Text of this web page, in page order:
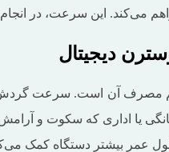
یا اداری که سکوت و
عمر بیشتر دستگاه کمک